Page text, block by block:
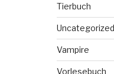
Tierbuch
Uncategorized
Vampire
Vorlesebuch